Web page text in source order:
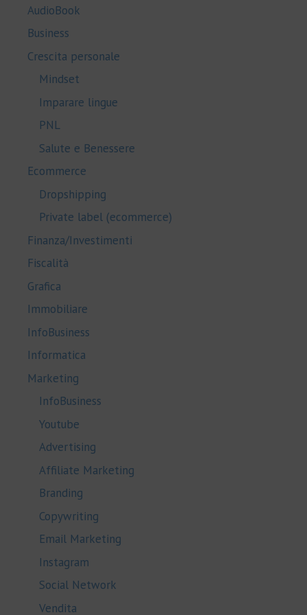
AudioBook
Business
Crescita personale
Mindset
Imparare lingue
PNL
Salute e Benessere
Ecommerce
Dropshipping
Private label (ecommerce)
Finanza/Investimenti
Fiscalità
Grafica
Immobiliare
InfoBusiness
Informatica
Marketing
InfoBusiness
Youtube
Advertising
Affiliate Marketing
Branding
Copywriting
Email Marketing
Instagram
Social Network
Vendita